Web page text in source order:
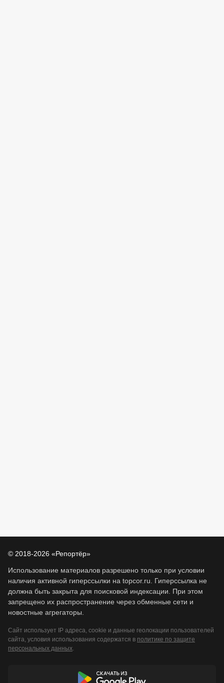
© 2018-2026 «Репортёр»
Использование материалов разрешено только при условии
наличия активной гиперссылки на topcor.ru. Гиперссылка не
должна быть закрыта для поисковой индексации. При этом
запрещено их распространение через обменные сети и
новостные агрегаторы.
Сайт использует IP адреса, cookie и данные геолокации пользователей
сайта, условия использования содержатся в политике по защите
персональных данных.